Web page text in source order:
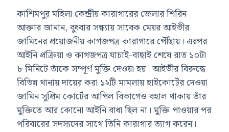
কাশিমপুর মহিলা কেন্দ্রীয় কারাগারের জেলার শিরিন
আক্তার জানান, বুধবার সন্ধ্যায় সাবেক মেয়র আইভীর
জামিনের প্রয়োজনীয় কাগজপত্র কারাগারে পৌঁছায়। এরপর
আইনি প্রক্রিয়া ও কাগজপত্র যাচাই-বাছাই শেষে রাত ১০টা
৮ মিনিটে তাঁকে সম্পূর্ণ মুক্তি দেওয়া হয়। আইভীর বিরুদ্ধে
বিভিন্ন থানায় দায়ের করা ১২টি মামলায় হাইকোর্টের দেওয়া
জামিন সুপ্রিম কোর্টের আপিল বিভাগেও বহাল থাকায় তাঁর
মুক্তিতে আর কোনো আইনি বাধা ছিল না। মুক্তি পাওয়ার পর
পরিবারের সদস্যদের সাথে তিনি কারাগার ত্যাগ করেন।